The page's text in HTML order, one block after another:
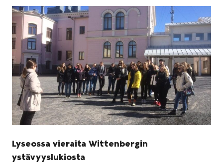
Lyseossa vieraita Wittenbergin
ystävyyslukiosta